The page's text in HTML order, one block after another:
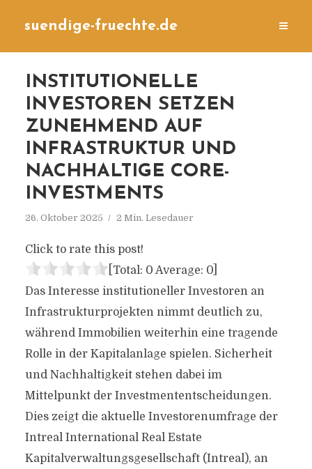
suendige-fruechte.de
INSTITUTIONELLE
INVESTOREN SETZEN
ZUNEHMEND AUF
INFRASTRUKTUR UND
NACHHALTIGE CORE-
INVESTMENTS
26. Oktober 2025 2 Min. Lesedauer
Click to rate this post!
[Total: 0 Average: 0]
Das Interesse institutioneller Investoren an
Infrastrukturprojekten nimmt deutlich zu,
während Immobilien weiterhin eine tragende
Rolle in der Kapitalanlage spielen. Sicherheit
und Nachhaltigkeit stehen dabei im
Mittelpunkt der Investmententscheidungen.
Dies zeigt die aktuelle Investorenumfrage der
Intreal International Real Estate
Kapitalverwaltungsgesellschaft (Intreal), an